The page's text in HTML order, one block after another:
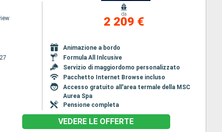
da
2 209 €
Animazione a bordo
Formula All Inlcusive
Servizio di maggiordomo personalizzato
Pacchetto Internet Browse incluso
Accesso gratuito all'area termale della MSC
Aurea Spa
Pensione completa
VEDERE LE OFFERTE